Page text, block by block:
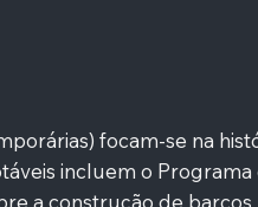
focam-se na
incluem o Programa